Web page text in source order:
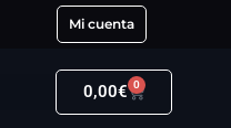
Mi cuenta
0,00€ 0
Carrito